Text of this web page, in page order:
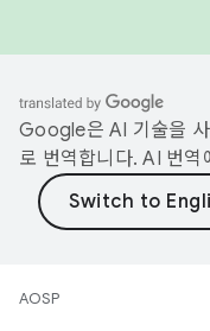
Google은 AI 기술을
로 번역합니다. AI 번역
AOSP